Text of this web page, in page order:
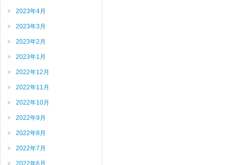
2023年4月
2023年3月
2023年2月
2023年1月
2022年12月
2022年11月
2022年10月
2022年9月
2022年8月
2022年7月
2022年6月